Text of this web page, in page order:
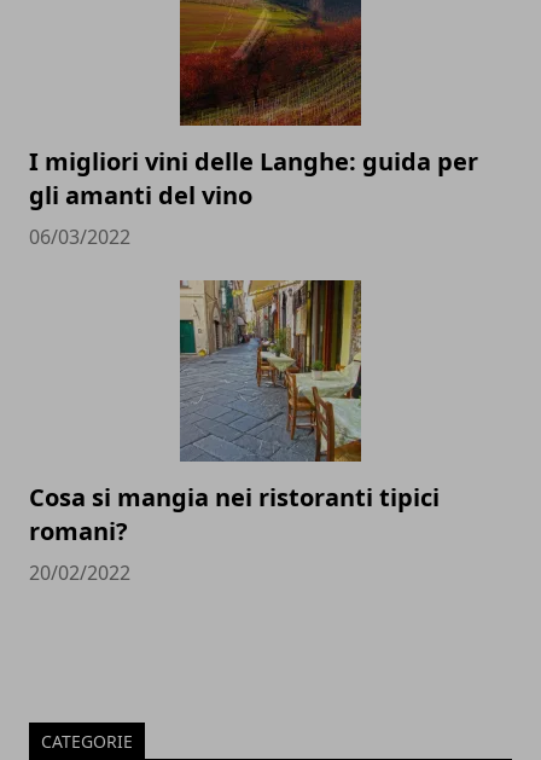
I migliori vini delle Langhe: guida per
gli amanti del vino
06/03/2022
Cosa si mangia nei ristoranti tipici
romani?
20/02/2022
CATEGORIE